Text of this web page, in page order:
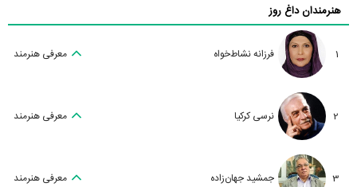
هنرمندان داغ روز
1 فرزانه نشاط‌خواه معرفی هنرمند
2 نرسی کرکیا معرفی هنرمند
3 جمشید جهان‌زاده معرفی هنرمند